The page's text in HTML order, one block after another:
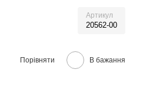
Артикул
20562-00
Порівняти В бажання